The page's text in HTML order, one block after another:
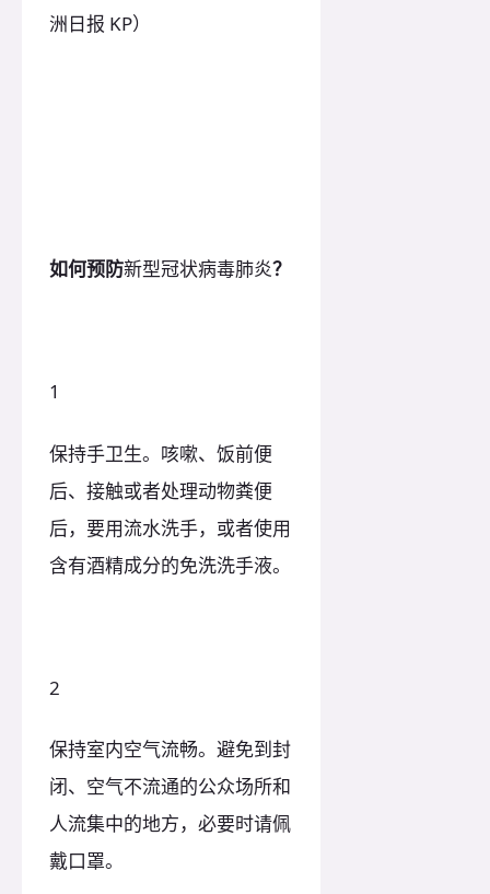
洲日报 KP）
如何预防新型冠状病毒肺炎？
1
保持手卫生。咳嗽、饭前便
后、接触或者处理动物粪便
后，要用流水洗手，或者使用
含有酒精成分的免洗洗手液。
2
保持室内空气流畅。避免到封
闭、空气不流通的公众场所和
人流集中的地方，必要时请佩
戴口罩。